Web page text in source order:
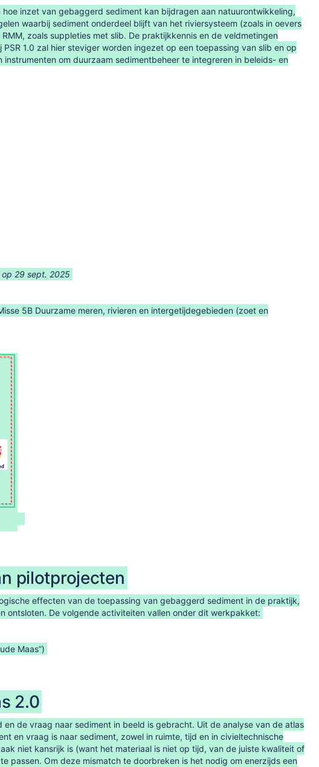
inzet van gebaggerd sediment kan bijdragen aan natuurontwikkeling,
waarbij sediment onderdeel blijft van het riviersysteem (zoals in oevers
zoals suppleties met slib. De praktijkkennis en de veldmetingen
1.0 zal hier steviger worden ingezet op een toepassing van slib en op
om duurzaam sedimentbeheer te integreren in beleids- en
op 29 sept. 2025
5B Duurzame meren, rivieren en intergetijdegebieden (zoet en
pilotprojecten
effecten van de toepassing van gebaggerd sediment in de praktijk,
ontsloten. De volgende activiteiten vallen onder dit werkpakket:
Maas”)
2.0
de vraag naar sediment in beeld is gebracht. Uit de analyse van de atlas
en vraag is naar sediment, zowel in ruimte, tijd en in civieltechnische
niet kansrijk is (want het materiaal is niet op tijd, van de juiste kwaliteit of
passen. Om deze mismatch te doorbreken is het nodig om enerzijds een